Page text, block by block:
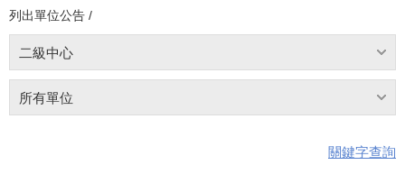
列出單位公告 /
二級中心
所有單位
關鍵字查詢